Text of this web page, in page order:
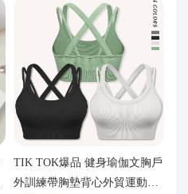
TIK TOK爆品 健身瑜伽文胸戶
外訓練帶胸墊背心外貿運動瑜